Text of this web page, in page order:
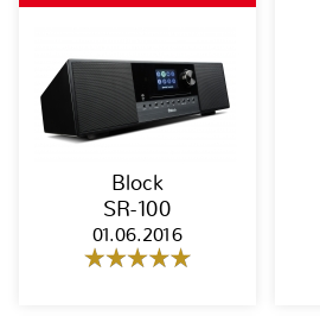
Block
SR-100
01.06.2016